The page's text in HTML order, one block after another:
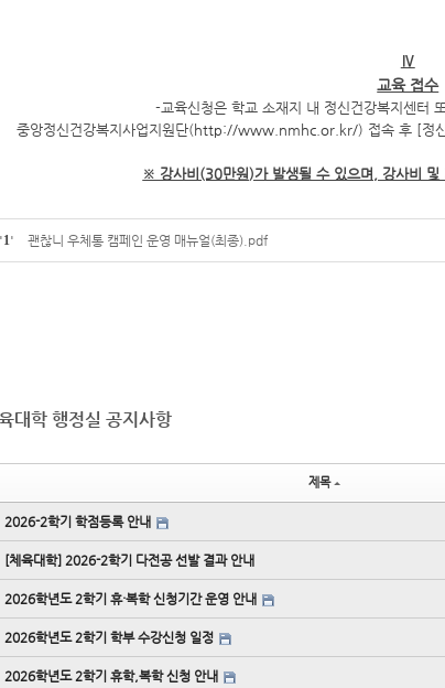
Ⅳ
교육 접수
-교육신청은 학교 소재지 내 정신건강복지센터
중앙정신건강복지사업지원단(http://www.nmhc.or.kr/) 접속 후 [정
※ 강사비(30만원)가 발생될 수 있으며, 강사비 및
1' 괜찮니 우체통 캠페인 운영 매뉴얼(최종).pdf
대학 행정실 공지사항
제목
2026-2학기 학점등록 안내
[체육대학] 2026-2학기 다전공 선발 결과 안내
2026학년도 2학기 휴·복학 신청기간 운영 안내
2026학년도 2학기 학부 수강신청 일정
2026학년도 2학기 휴학,복학 신청 안내